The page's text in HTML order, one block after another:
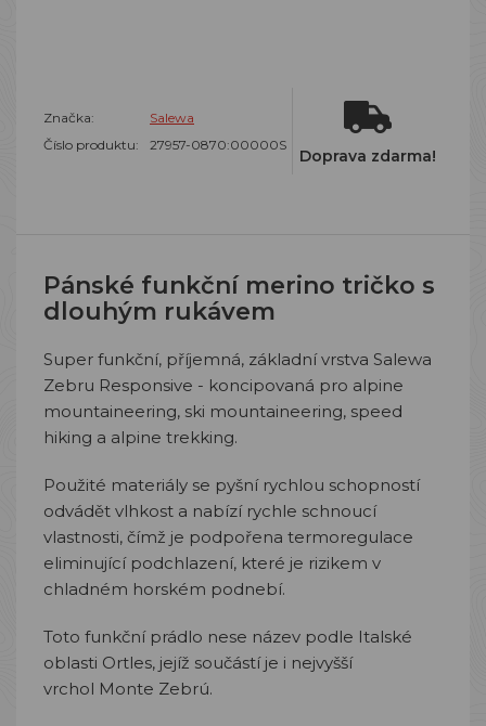
Značka:
Salewa
Číslo produktu:
27957-0870:00000S
Doprava zdarma!
Pánské funkční merino tričko s
dlouhým rukávem
Super funkční, příjemná, základní vrstva Salewa
Zebru Responsive - koncipovaná pro alpine
mountaineering, ski mountaineering, speed
hiking a alpine trekking.
Použité materiály se pyšní rychlou schopností
odvádět vlhkost a nabízí rychle schnoucí
vlastnosti, čímž je podpořena termoregulace
eliminující podchlazení, které je rizikem v
chladném horském podnebí.
Toto funkční prádlo nese název podle Italské
oblasti Ortles, jejíž součástí je i nejvyšší
vrchol Monte Zebrú.